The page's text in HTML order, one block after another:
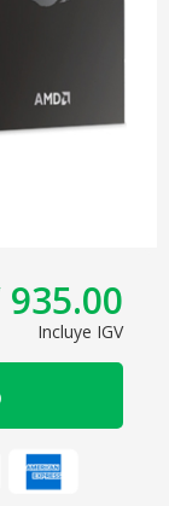
935.00
Incluye IGV